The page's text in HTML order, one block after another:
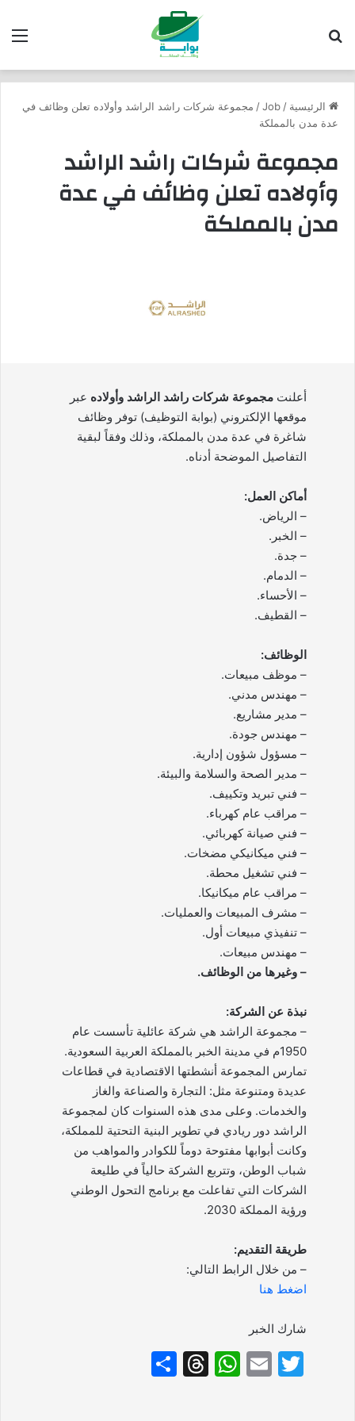
الرئيسية /
Job
/ مجموعة شركات راشد الراشد وأولاده تعلن وظائف في
عدة مدن بالمملكة
مجموعة شركات راشد الراشد
وأولاده تعلن وظائف في عدة
مدن بالمملكة
أعلنت مجموعة شركات راشد الراشد وأولاده عبر
موقعها الإلكتروني (بوابة التوظيف) توفر وظائف
شاغرة في عدة مدن بالمملكة، وذلك وفقاً لبقية
التفاصيل الموضحة أدناه.
أماكن العمل:
– الرياض.
– الخبر.
– جدة.
– الدمام.
– الأحساء.
– القطيف.
الوظائف:
– موظف مبيعات.
– مهندس مدني.
– مدير مشاريع.
– مهندس جودة.
– مسؤول شؤون إدارية.
– مدير الصحة والسلامة والبيئة.
– فني تبريد وتكييف.
– مراقب عام كهرباء.
– فني صيانة كهربائي.
– فني ميكانيكي مضخات.
– فني تشغيل محطة.
– مراقب عام ميكانيكا.
– مشرف المبيعات والعمليات.
– تنفيذي مبيعات أول.
– مهندس مبيعات.
– وغيرها من الوظائف.
نبذة عن الشركة:
– مجموعة الراشد هي شركة عائلية تأسست عام
1950م في مدينة الخبر بالمملكة العربية السعودية.
تمارس المجموعة أنشطتها الاقتصادية في قطاعات
عديدة ومتنوعة مثل: التجارة والصناعة والغاز
والخدمات. وعلى مدى هذه السنوات كان لمجموعة
الراشد دور ريادي في تطوير البنية التحتية للمملكة،
وكانت أبوابها مفتوحة دوماً للكوادر والمواهب من
شباب الوطن، وتتربع الشركة حالياً في طليعة
الشركات التي تفاعلت مع برنامج التحول الوطني
ورؤية المملكة 2030.
طريقة التقديم:
– من خلال الرابط التالي:
اضغط هنا
شارك الخبر
T
E
W
T